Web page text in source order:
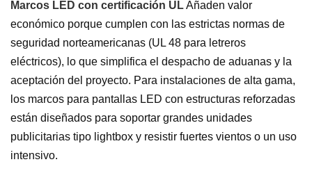
Marcos LED con certificación ULAñaden valor
económico porque cumplen con las estrictas normas de
seguridad norteamericanas (UL 48 para letreros
eléctricos), lo que simplifica el despacho de aduanas y la
aceptación del proyecto. Para instalaciones de alta gama,
los marcos para pantallas LED con estructuras reforzadas
están diseñados para soportar grandes unidades
publicitarias tipo lightbox y resistir fuertes vientos o un uso
intensivo.